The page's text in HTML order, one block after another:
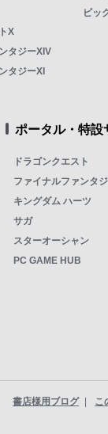
X
タジーXIV
タジーXI
ビッ
ポータル・特設
ドラゴンクエスト
ファイナルファンタ
キングダム ハーツ
サガ
スターオーシャン
PC GAME HUB
書店様用ブログ こ